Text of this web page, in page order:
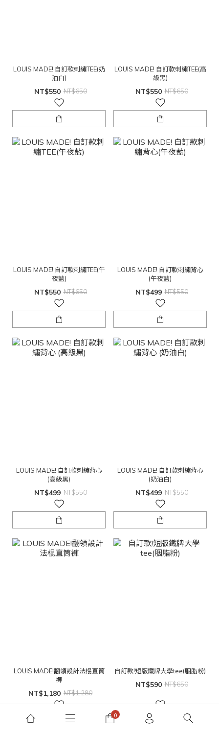
LOUIS MADE! 自訂款刺繡TEE(奶
油白)
NT$550 NT$650
LOUIS MADE! 自訂款刺繡TEE(高
級黑)
NT$550 NT$650
LOUIS MADE! 自訂款刺繡TEE(午
夜藍)
NT$550 NT$650
LOUIS MADE! 自訂款刺繡背心
(午夜藍)
NT$499 NT$550
LOUIS MADE! 自訂款刺繡背心
(高級黑)
NT$499 NT$550
LOUIS MADE! 自訂款刺繡背心
(奶油白)
NT$499 NT$550
LOUIS MADE!翻領設計法棍直筒
褲
NT$1,180 NT$1,280
自訂款!短版鐵牌大學tee(胭脂粉)
NT$590 NT$650